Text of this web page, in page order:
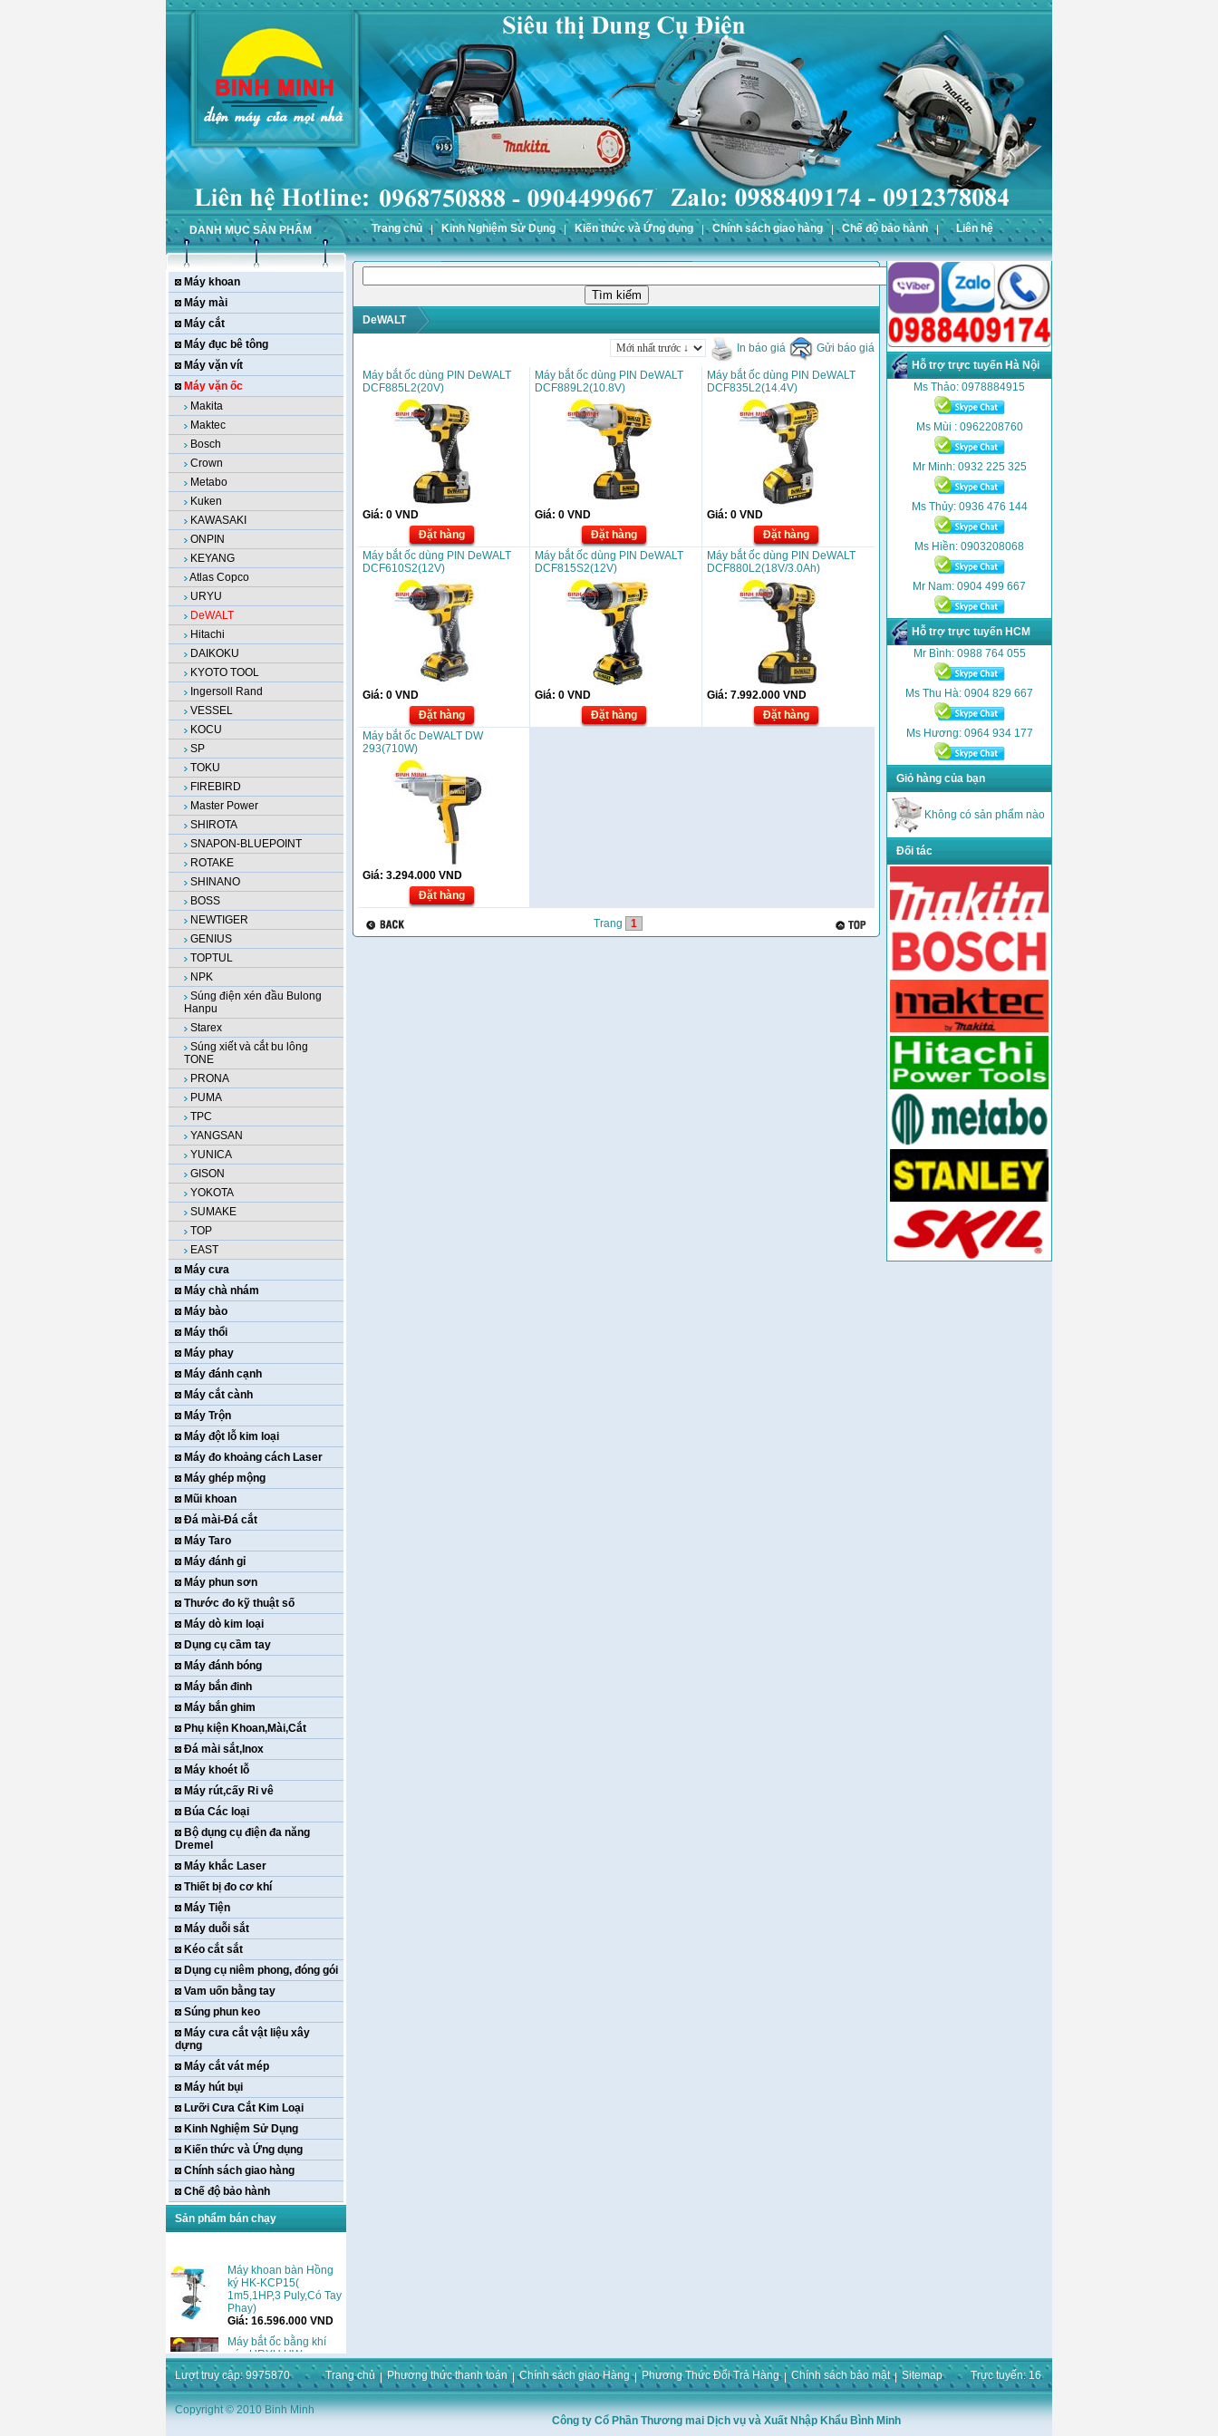
DANH MỤC SẢN PHẨM Trang chủ Kinh Nghiệm Sử Dụng Kiến thức và Ứng dụng Chính sách giao hàng Chế độ bảo hành Liên hệ
Máy khoan
Máy mài
Máy cắt
Máy đục bê tông
Máy vặn vít
Máy vặn ốc
Makita
Maktec
Bosch
Crown
Metabo
Kuken
KAWASAKI
ONPIN
KEYANG
Atlas Copco
URYU
DeWALT
Hitachi
DAIKOKU
KYOTO TOOL
Ingersoll Rand
VESSEL
KOCU
SP
TOKU
FIREBIRD
Master Power
SHIROTA
SNAPON-BLUEPOINT
ROTAKE
SHINANO
BOSS
NEWTIGER
GENIUS
TOPTUL
NPK
Súng điện xén đầu Bulong
Hanpu
Starex
Súng xiết và cắt bu lông
TONE
PRONA
PUMA
TPC
YANGSAN
YUNICA
GISON
YOKOTA
SUMAKE
TOP
EAST
Máy cưa
Máy chà nhám
Máy bào
Máy thổi
Máy phay
Máy đánh cạnh
Máy cắt cành
Máy Trộn
Máy đột lỗ kim loại
Máy đo khoảng cách Laser
Máy ghép mộng
Mũi khoan
Đá mài-Đá cắt
Máy Taro
Máy đánh gỉ
Máy phun sơn
Thước đo kỹ thuật số
Máy dò kim loại
Dụng cụ cầm tay
Máy đánh bóng
Máy bắn đinh
Máy bắn ghim
Phụ kiện Khoan,Mài,Cắt
Đá mài sắt,Inox
Máy khoét lỗ
Máy rút,cấy Ri vê
Búa Các loại
Bộ dụng cụ điện đa năng
Dremel
Máy khắc Laser
Thiết bị đo cơ khí
Máy Tiện
Máy duỗi sắt
Kéo cắt sắt
Dụng cụ niêm phong, đóng gói
Vam uốn bằng tay
Súng phun keo
Máy cưa cắt vật liệu xây
dựng
Máy cắt vát mép
Máy hút bụi
Lưỡi Cưa Cắt Kim Loại
Kinh Nghiệm Sử Dụng
Kiến thức và Ứng dụng
Chính sách giao hàng
Chế độ bảo hành
Sản phẩm bán chạy
Máy khoan bàn Hồng
ký HK-KCP15(
1m5,1HP,3 Puly,Có Tay
Phay)
Giá:16.596.000
Máy bắt ốc bằng khí
nén URYU UW-
9SK(M10)
Giá:0VND
Máy duỗi sắt Hồng ký
HK–DSM114( 1HP,Ø8 -
DeWALT
In báo giá Gửi báo giá
Máy bắt ốc dùng PIN DeWALT
DCF885L2(20V)
Giá: 0 VND
Đặt hàng
Máy bắt ốc dùng PIN DeWALT
DCF889L2(10.8V)
Giá: 0 VND
Đặt hàng
Máy bắt ốc dùng PIN DeWALT
DCF835L2(14.4V)
Giá: 0 VND
Đặt hàng
Máy bắt ốc dùng PIN DeWALT
DCF610S2(12V)
Giá: 0 VND
Đặt hàng
Máy bắt ốc dùng PIN DeWALT
DCF815S2(12V)
Giá: 0 VND
Đặt hàng
Máy bắt ốc dùng PIN DeWALT
DCF880L2(18V/3.0Ah)
Giá: 7.992.000 VND
Đặt hàng
Máy bắt ốc DeWALT DW
293(710W)
Giá: 3.294.000 VND
Đặt hàng
Trang 1
Hỗ trợ trực tuyến Hà Nội
Ms Thảo: 0978884915
Ms Mùi : 0962208760
Mr Minh: 0932 225 325
Ms Thủy: 0936 476 144
Ms Hiền: 0903208068
Mr Nam: 0904 499 667
Hỗ trợ trực tuyến HCM
Mr Bình: 0988 764 055
Ms Thu Hà: 0904 829 667
Ms Hương: 0964 934 177
Giỏ hàng của bạn
Không có sản phẩm nào
Đối tác
Lượt truy cập: 9975870 Trang chủ Phương thức thanh toán Chính sách giao Hàng Phương Thức Đổi Trả Hàng Chính sách bảo mật Sitemap Trực tuyến: 16
Copyright © 2010 Binh Minh
Công ty Cổ Phần Thương mai Dịch vụ và Xuất Nhập Khẩu Bình Minh